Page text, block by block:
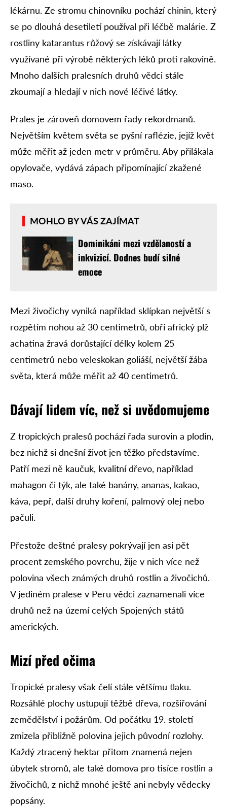
lékárnu. Ze stromu chinovníku pochází chinin, který
se po dlouhá desetiletí používal při léčbě malárie. Z
rostliny katarantus růžový se získávají látky
využívané při výrobě některých léků proti rakovině.
Mnoho dalších pralesních druhů vědci stále
zkoumají a hledají v nich nové léčivé látky.
Prales je zároveň domovem řady rekordmanů.
Největším květem světa se pyšní raflézie, jejíž květ
může měřit až jeden metr v průměru. Aby přilákala
opylovače, vydává zápach připomínající zkažené
maso.
MOHLO BY VÁS ZAJÍMAT
Dominikáni mezi vzdělaností a
inkvizicí. Dodnes budí silné
emoce
Mezi živočichy vyniká například sklípkan největší s
rozpětím nohou až 30 centimetrů, obří africký plž
achatina žravá dorůstající délky kolem 25
centimetrů nebo veleskokan goliáší, největší žába
světa, která může měřit až 40 centimetrů.
Dávají lidem víc, než si uvědomujeme
Z tropických pralesů pochází řada surovin a plodin,
bez nichž si dnešní život jen těžko představíme.
Patří mezi ně kaučuk, kvalitní dřevo, například
mahagon či týk, ale také banány, ananas, kakao,
káva, pepř, další druhy koření, palmový olej nebo
pačuli.
Přestože deštné pralesy pokrývají jen asi pět
procent zemského povrchu, žije v nich více než
polovina všech známých druhů rostlin a živočichů.
V jediném pralese v Peru vědci zaznamenali více
druhů než na území celých Spojených států
amerických.
Mizí před očima
Tropické pralesy však čelí stále většímu tlaku.
Rozsáhlé plochy ustupují těžbě dřeva, rozšiřování
zemědělství i požárům. Od počátku 19. století
zmizela přibližně polovina jejich původní rozlohy.
Každý ztracený hektar přitom znamená nejen
úbytek stromů, ale také domova pro tisíce rostlin a
živočichů, z nichž mnohé ještě ani nebyly vědecky
popsány.